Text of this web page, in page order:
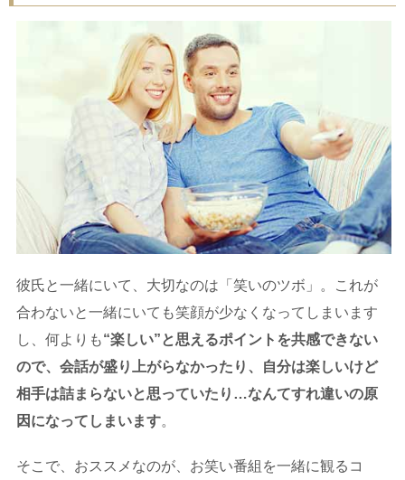
彼氏と一緒にいて、大切なのは「笑いのツボ」。これが
合わないと一緒にいても笑顔が少なくなってしまいます
し、何よりも“楽しい”と思えるポイントを共感できない
ので、会話が盛り上がらなかったり、自分は楽しいけど
相手は詰まらないと思っていたり…なんてすれ違いの原
因になってしまいます。
そこで、おススメなのが、お笑い番組を一緒に観るコ